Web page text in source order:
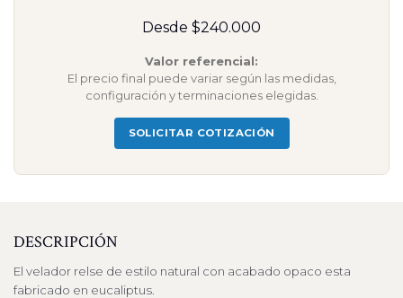
Desde $240.000
Valor referencial:
El precio final puede variar según las medidas,
configuración y terminaciones elegidas.
SOLICITAR COTIZACIÓN
DESCRIPCIÓN
El velador relse de estilo natural con acabado opaco esta
fabricado en eucaliptus.